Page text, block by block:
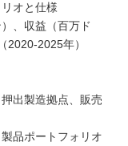
オと仕様
、収益（百万ド
2020-2025年）
出製造拠点、販売
品ポートフォリオ